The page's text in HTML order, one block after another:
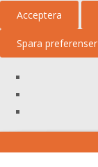
Acceptera
Spara preferenser